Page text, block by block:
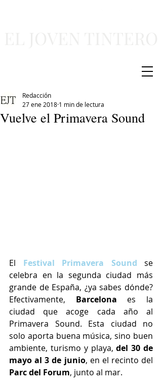
Vuelve el Primavera Sound
Redacción
27 ene 2018 1 min de lectura
El Festival Primavera Sound se
celebra en la segunda ciudad más
grande de España, ¿ya sabes dónde?
Efectivamente, Barcelona es la
ciudad que acoge cada año al
Primavera Sound. Esta ciudad no
solo aporta buena música, sino buen
ambiente, turismo y playa, del 30 de
mayo al 3 de junio
Parc del Forum, junto al mar.